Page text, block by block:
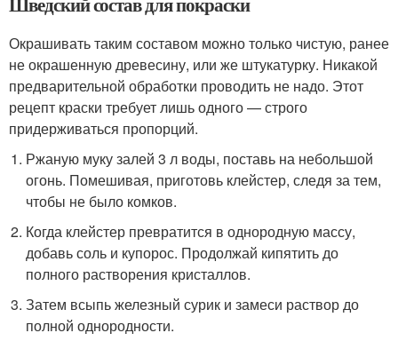
Окрашивать таким составом можно только чистую, ранее
не окрашенную древесину, или же штукатурку. Никакой
предварительной обработки проводить не надо. Этот
рецепт краски требует лишь одного — строго
придерживаться пропорций.
Ржаную муку залей 3 л воды, поставь на небольшой
огонь. Помешивая, приготовь клейстер, следя за тем,
чтобы не было комков.
Когда клейстер превратится в однородную массу,
добавь соль и купорос. Продолжай кипятить до
полного растворения кристаллов.
Затем всыпь железный сурик и замеси раствор до
полной однородности.